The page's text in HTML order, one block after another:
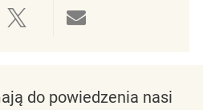
przez LinkedIn
przez
Udostępnij przez
do powiedzenia nasi